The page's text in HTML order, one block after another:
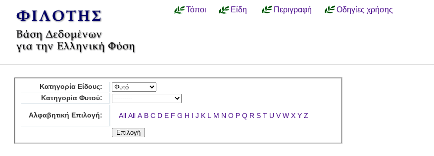
Τόποι Είδη Περιγραφή Οδηγίες χρήσης
Κατηγορία Είδους:
Κατηγορία Φυτού:
Αλφαβητική Επιλογή: All All A B C D E F G H I J K L M N O P Q R S T U V W X Y Z